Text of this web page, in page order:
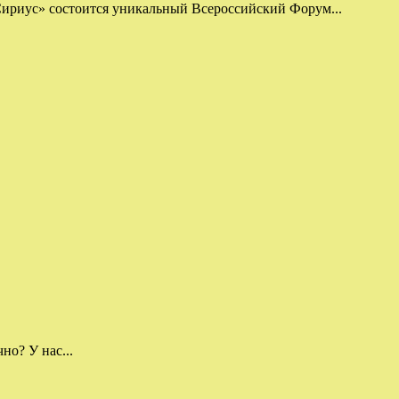
состоится уникальный Всероссийский Форум...
У нас...